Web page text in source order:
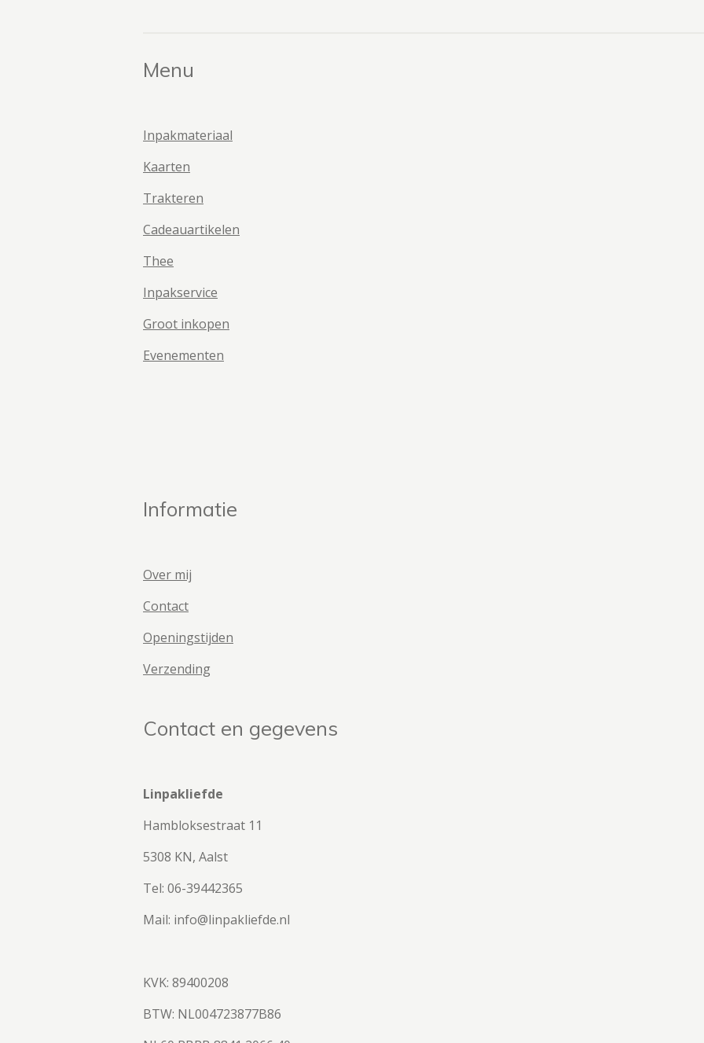
Menu
Inpakmateriaal
Kaarten
Trakteren
Cadeauartikelen
Thee
Inpakservice
Groot inkopen
Evenementen
Informatie
Over mij
Contact
Openingstijden
Verzending
Contact en gegevens
Linpakliefde
Hambloksestraat 11
5308 KN, Aalst
Tel: 06-39442365
Mail: info@linpakliefde.nl
KVK: 89400208
BTW: NL004723877B86